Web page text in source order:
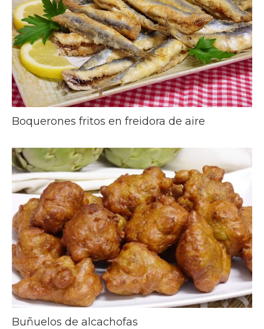
Boquerones fritos en freidora de aire
Buñuelos de alcachofas